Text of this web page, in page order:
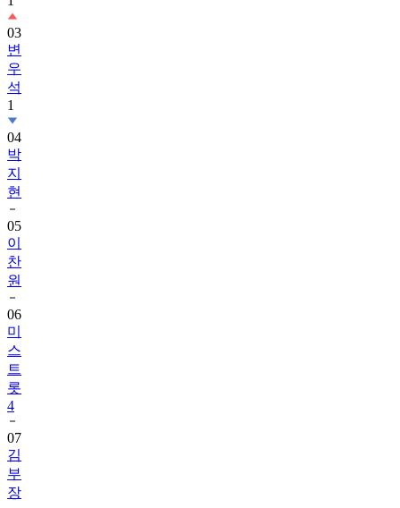
03
변
우
석
1
04
박
지
현
05
이
찬
원
06
미
스
트
롯
4
07
김
부
장